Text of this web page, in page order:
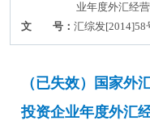
业年度外汇经
文 号：汇综发[2014]58
（已失效）国家外
投资企业年度外汇